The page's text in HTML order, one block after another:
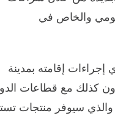
والخاص في
إقامته بمدينة
كذلك مع قطاعات
والذي سيوفر منتجات